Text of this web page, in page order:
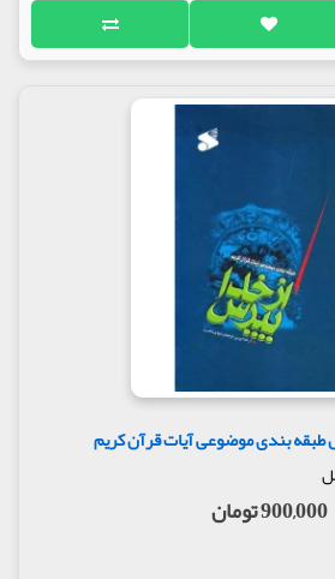
طبقه بندی موضوعی آیات قرآن کریم
900,000 تومان